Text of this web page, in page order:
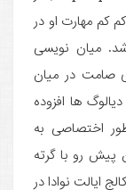
کم مهارت او در
میان نویسی
صامت در میان
ها افزوده
اختصاصی به
رو با گرته
ایالت نوادا در